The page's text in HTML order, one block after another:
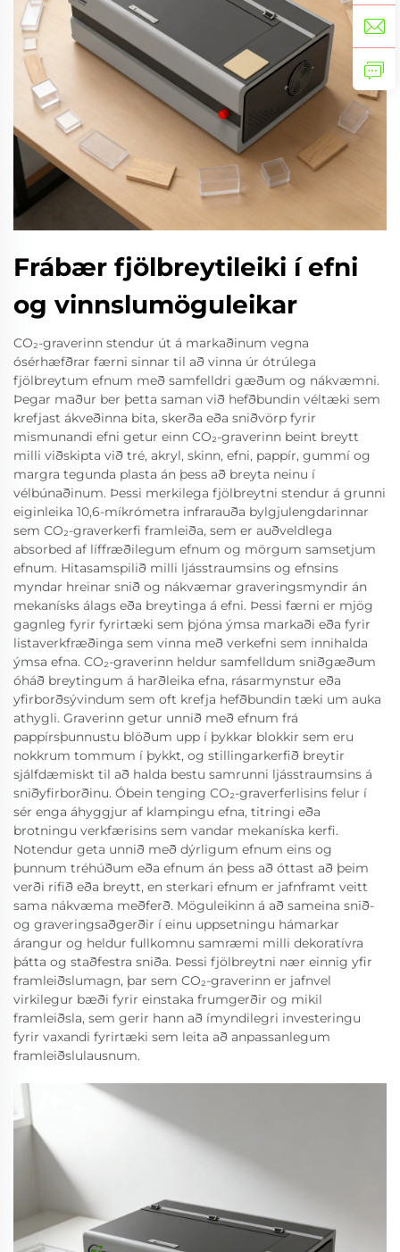
Frábær fjölbreytileiki í efni
og vinnslumöguleikar
CO₂-graverinn stendur út á markaðinum vegna
ósérhæfðrar færni sinnar til að vinna úr ótrúlega
fjölbreytum efnum með samfelldri gæðum og nákvæmni.
Þegar maður ber þetta saman við hefðbundin véltæki sem
krefjast ákveðinna bita, skerða eða sniðvörp fyrir
mismunandi efni getur einn CO₂-graverinn beint breytt
milli viðskipta við tré, akryl, skinn, efni, pappír, gummí og
margra tegunda plasta án þess að breyta neinu í
vélbúnaðinum. Þessi merkilega fjölbreytni stendur á grunni
eiginleika 10,6-míkrómetra infrarauða bylgjulengdarinnar
sem CO₂-graverkerfi framleiða, sem er auðveldlega
absorbed af líffræðilegum efnum og mörgum samsetjum
efnum. Hitasamspilið milli ljásstraumsins og efnsins
myndar hreinar snið og nákvæmar graveringsmyndir án
mekanísks álags eða breytinga á efni. Þessi færni er mjög
gagnleg fyrir fyrirtæki sem þjóna ýmsa markaði eða fyrir
listaverkfræðinga sem vinna með verkefni sem innihalda
ýmsa efna. CO₂-graverinn heldur samfelldum sniðgæðum
óháð breytingum á harðleika efna, rásarmynstur eða
yfirborðsývindum sem oft krefja hefðbundin tæki um auka
athygli. Graverinn getur unnið með efnum frá
pappírsþunnustu blöðum upp í þykkar blokkir sem eru
nokkrum tommum í þykkt, og stillingarkerfið breytir
sjálfdæmiskt til að halda bestu samrunni ljásstraumsins á
sniðyfirborðinu. Óbein tenging CO₂-graverferlisins felur í
sér enga áhyggjur af klampingu efna, titringi eða
brotningu verkfærisins sem vandar mekaníska kerfi.
Notendur geta unnið með dýrligum efnum eins og
þunnum tréhúðum eða efnum án þess að óttast að þeim
verði rifið eða breytt, en sterkari efnum er jafnframt veitt
sama nákvæma meðferð. Möguleikinn á að sameina snið-
og graveringsaðgerðir í einu uppsetningu hámarkar
árangur og heldur fullkomnu samræmi milli dekoratívra
þátta og staðfestra sniða. Þessi fjölbreytni nær einnig yfir
framleiðslumagn, þar sem CO₂-graverinn er jafnvel
virkilegur bæði fyrir einstaka frumgerðir og mikil
framleiðsla, sem gerir hann að ímyndilegri investeringu
fyrir vaxandi fyrirtæki sem leita að anpassanlegum
framleiðslulausnum.